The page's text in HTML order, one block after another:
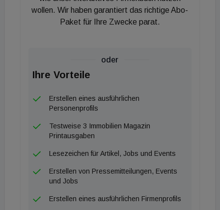
immobilienrechtlichen Fragen unterstützt. Vor
knapp zwei Jahren hat Bondi Consult eine der
exklusiv). Dort hatte Bondi Consult im Rahmen
eines Bieterverfahrens gegen andere namhaften
Konkurrenten den Zuschlag erhalten.
wollen. Wir haben garantiert das richtige Abo-
Paket für Ihre Zwecke parat.
oder
Ihre Vorteile
Erstellen eines ausführlichen
Personenprofils
Testweise 3 Immobilien Magazin
Printausgaben
Lesezeichen für Artikel, Jobs und Events
Erstellen von Pressemitteilungen, Events
und Jobs
Erstellen eines ausführlichen Firmenprofils